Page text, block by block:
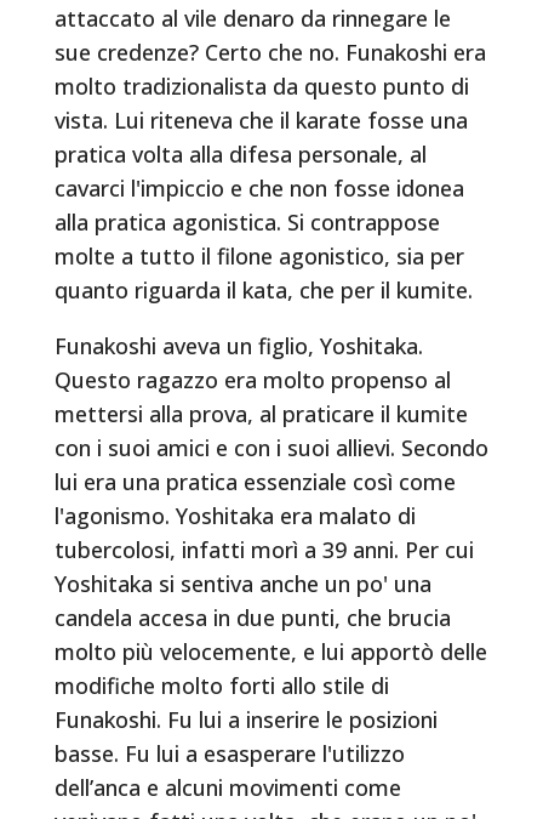
attaccato al vile denaro da rinnegare le
sue credenze? Certo che no. Funakoshi era
molto tradizionalista da questo punto di
vista. Lui riteneva che il karate fosse una
pratica volta alla difesa personale, al
cavarci l'impiccio e che non fosse idonea
alla pratica agonistica. Si contrappose
molte a tutto il filone agonistico, sia per
quanto riguarda il kata, che per il kumite.
Funakoshi aveva un figlio, Yoshitaka.
Questo ragazzo era molto propenso al
mettersi alla prova, al praticare il kumite
con i suoi amici e con i suoi allievi. Secondo
lui era una pratica essenziale così come
l'agonismo. Yoshitaka era malato di
tubercolosi, infatti morì a 39 anni. Per cui
Yoshitaka si sentiva anche un po' una
candela accesa in due punti, che brucia
molto più velocemente, e lui apportò delle
modifiche molto forti allo stile di
Funakoshi. Fu lui a inserire le posizioni
basse. Fu lui a esasperare l'utilizzo
dell’anca e alcuni movimenti come